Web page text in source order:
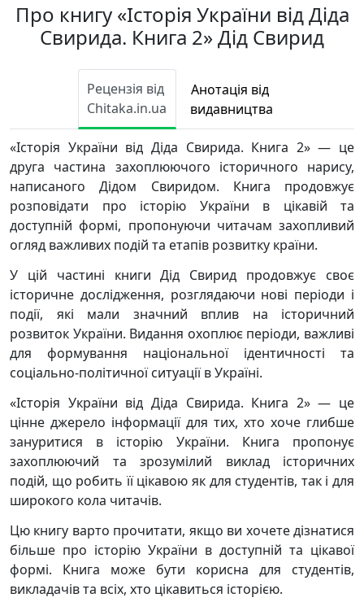
Про книгу «Історія України від Діда
Свирида. Книга 2» Дід Свирид
Рецензія від
Chitaka.in.ua
Анотація від
видавництва
«Історія України від Діда Свирида. Книга 2» — це
друга частина захоплюючого історичного нарису,
написаного Дідом Свиридом. Книга продовжує
розповідати про історію України в цікавій та
доступній формі, пропонуючи читачам захопливий
огляд важливих подій та етапів розвитку країни.
У цій частині книги Дід Свирид продовжує своє
історичне дослідження, розглядаючи нові періоди і
події, які мали значний вплив на історичний
розвиток України. Видання охоплює періоди, важливі
для формування національної ідентичності та
соціально-політичної ситуації в Україні.
«Історія України від Діда Свирида. Книга 2» — це
цінне джерело інформації для тих, хто хоче глибше
зануритися в історію України. Книга пропонує
захоплюючий та зрозумілий виклад історичних
подій, що робить її цікавою як для студентів, так і для
широкого кола читачів.
Цю книгу варто прочитати, якщо ви хочете дізнатися
більше про історію України в доступній та цікавої
формі. Книга може бути корисна для студентів,
викладачів та всіх, хто цікавиться історією.